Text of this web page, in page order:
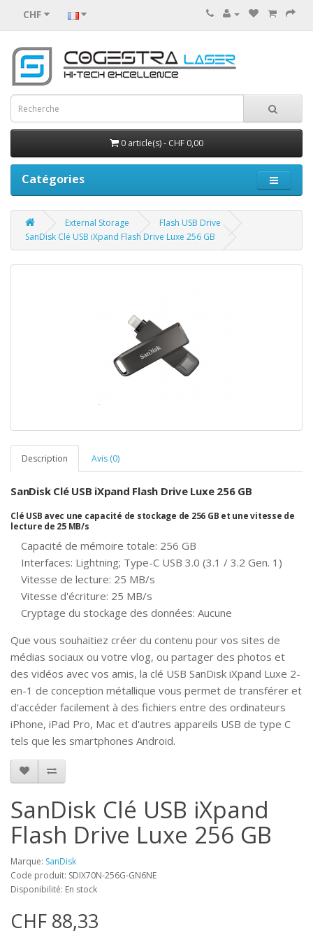
CHF
0 article(s) - CHF 0,00
Catégories
External Storage
Flash USB Drive
SanDisk Clé USB iXpand Flash Drive Luxe 256 GB
Description Avis (0)
SanDisk Clé USB iXpand Flash Drive Luxe 256 GB
Clé USB avec une capacité de stockage de 256 GB et une vitesse de
lecture de 25 MB/s
Capacité de mémoire totale: 256 GB
Interfaces: Lightning; Type-C USB 3.0 (3.1 / 3.2 Gen. 1)
Vitesse de lecture: 25 MB/s
Vitesse d'écriture: 25 MB/s
Cryptage du stockage des données: Aucune
Que vous souhaitiez créer du contenu pour vos sites de
médias sociaux ou votre vlog, ou partager des photos et
des vidéos avec vos amis, la clé USB SanDisk iXpand Luxe 2-
en-1 de conception métallique vous permet de transférer et
d'accéder facilement à des fichiers entre des ordinateurs
iPhone, iPad Pro, Mac et d'autres appareils USB de type C
tels que les smartphones Android.
SanDisk Clé USB iXpand
Flash Drive Luxe 256 GB
Marque: SanDisk
Code produit: SDIX70N-256G-GN6NE
Disponibilité: En stock
CHF 88,33